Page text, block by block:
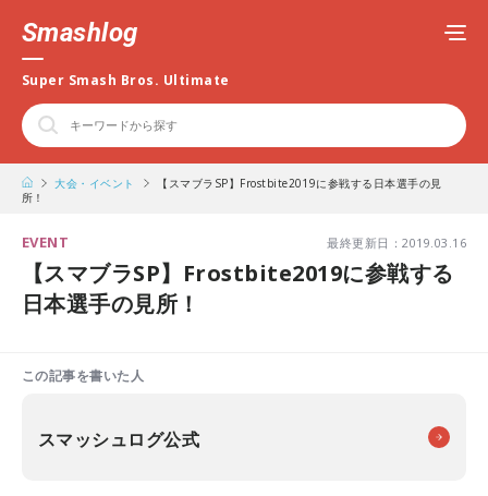
Smashlog
Super Smash Bros. Ultimate
大会・イベント
【スマブラSP】Frostbite2019に参戦する日本選手の見
所！
EVENT 最終更新日：2019.03.16
【スマブラSP】Frostbite2019に参戦する
日本選手の見所！
この記事を書いた人
スマッシュログ公式